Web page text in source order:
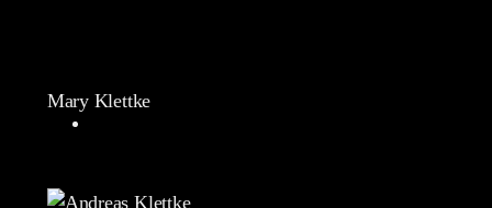
Mary Klettke